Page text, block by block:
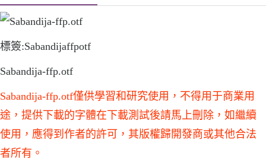
標簽:Sabandijaffpotf
Sabandija-ffp.otf
Sabandija-ffp.otf僅供學習和研究使用，不得用于商業用
途，提供下載的字體在下載測試後請馬上刪除，如繼續
使用，應得到作者的許可，其版權歸開發商或其他合法
者所有。